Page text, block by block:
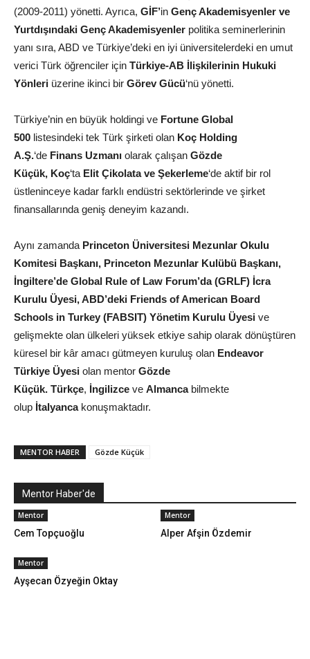
(2009-2011) yönetti. Ayrıca, GİF’in Genç Akademisyenler ve
Yurtdışındaki Genç Akademisyenler politika seminerlerinin
yanı sıra, ABD ve Türkiye’deki en iyi üniversitelerdeki en umut
verici Türk öğrenciler için Türkiye-AB İlişkilerinin Hukuki
Yönleri üzerine ikinci bir Görev Gücü‘nü yönetti.
Türkiye’nin en büyük holdingi ve Fortune Global
500 listesindeki tek Türk şirketi olan Koç Holding
A.Ş.‘de Finans Uzmanı olarak çalışan Gözde
Küçük, Koç‘ta Elit Çikolata ve Şekerleme‘de aktif bir rol
üstleninceye kadar farklı endüstri sektörlerinde ve şirket
finansallarında geniş deneyim kazandı.
Aynı zamanda Princeton Üniversitesi Mezunlar Okulu
Komitesi Başkanı, Princeton Mezunlar Kulübü Başkanı,
İngiltere’de Global Rule of Law Forum’da (GRLF) İcra
Kurulu Üyesi, ABD’deki Friends of American Board
Schools in Turkey (FABSIT) Yönetim Kurulu Üyesi ve
gelişmekte olan ülkeleri yüksek etkiye sahip olarak dönüştüren
küresel bir kâr amacı gütmeyen kuruluş olan Endeavor
Türkiye Üyesi olan mentor Gözde
Küçük. Türkçe, İngilizce ve Almanca bilmekte
olup İtalyanca konuşmaktadır.
MENTOR HABER Gözde Küçük
Mentor Haber'de
Mentor
Cem Topçuoğlu
Mentor
Alper Afşin Özdemir
Mentor
Ayşecan Özyeğin Oktay